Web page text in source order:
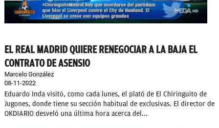
EL REAL MADRID QUIERE RENEGOCIAR A LA BAJA EL
CONTRATO DE ASENSIO
Marcelo González
08-11-2022
Eduardo Inda visitó, como cada lunes, el plató de El Chiringuito de
Jugones, donde tiene su sección habitual de exclusivas. El director de
OKDIARIO desveló una última hora acerca del...